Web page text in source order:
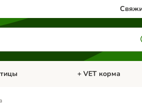
меню категории: Грызуны и кролики
Откройте меню
+ VET корма